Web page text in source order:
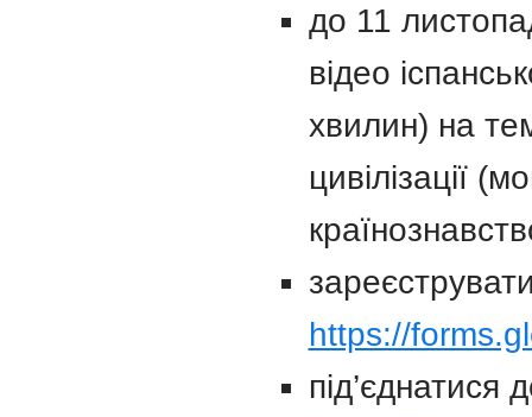
до 11
відео
хвилин) на
цивілізації
https://